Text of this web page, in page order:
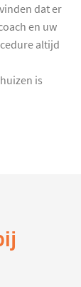
dat er
en uw
altijd
is